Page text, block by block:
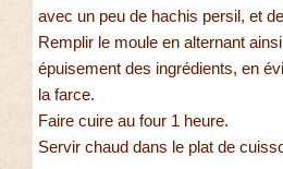
avec un peu de hachis persil, et
Remplir le moule en alternant
épuisement des ingrédients, en
la farce.
Faire cuire au four 1 heure.
Servir chaud dans le plat de